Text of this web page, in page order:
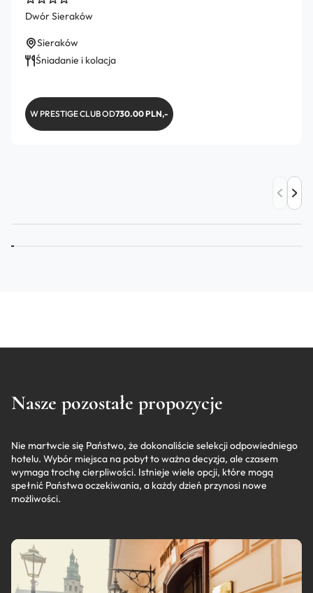
Dwór Sieraków
Sieraków
Śniadanie i kolacja
W PRESTIGE CLUB OD730.00 PLN,-
Nasze pozostałe propozycje
Nie martwcie się Państwo, że dokonaliście selekcji odpowiedniego
hotelu. Wybór miejsca na pobyt to ważna decyzja, ale czasem
wymaga trochę cierpliwości. Istnieje wiele opcji, które mogą
spełnić Państwa oczekiwania, a każdy dzień przynosi nowe
możliwości.